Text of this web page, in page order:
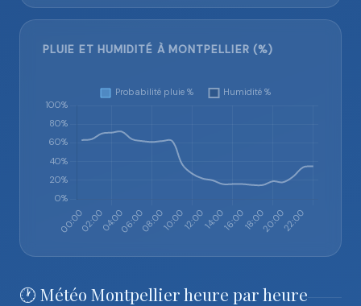
PLUIE ET HUMIDITÉ À MONTPELLIER (%)
🕐 Météo Montpellier heure par heure